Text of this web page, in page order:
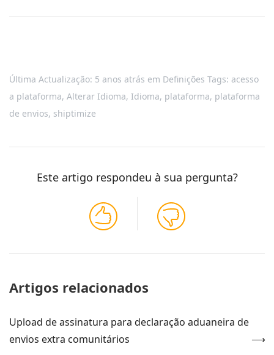
Última Actualização: 5 anos atrás em Definições Tags: acesso
a plataforma, Alterar Idioma, Idioma, plataforma, plataforma
de envios, shiptimize
Este artigo respondeu à sua pergunta?
Artigos relacionados
Upload de assinatura para declaração aduaneira de
envios extra comunitários